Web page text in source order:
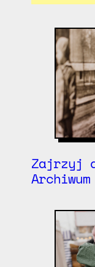
Zajrzyj